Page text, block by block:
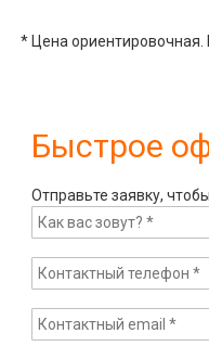
* Цена ориентировочная.
Быстрое
Отправьте заявку,